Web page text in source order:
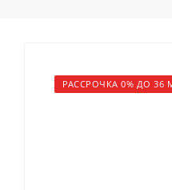
РАССРОЧКА 0% ДО 36